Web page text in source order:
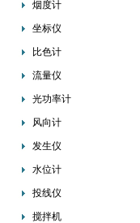
烟度计
坐标仪
比色计
流量仪
光功率计
风向计
发生仪
水位计
投线仪
搅拌机